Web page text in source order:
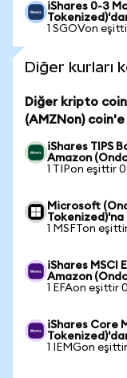
iShares 0-3
1 SGOVon
Diğer kurları
Diğer kripto
(AMZNon)
iShares TIPS
Amazon
1 TIPon eşittir
Microsoft
Tokenized)'na
1 MSFTon
iShares MSCI
Amazon
1 EFAon eşittir
iShares Core
1 IEMGon